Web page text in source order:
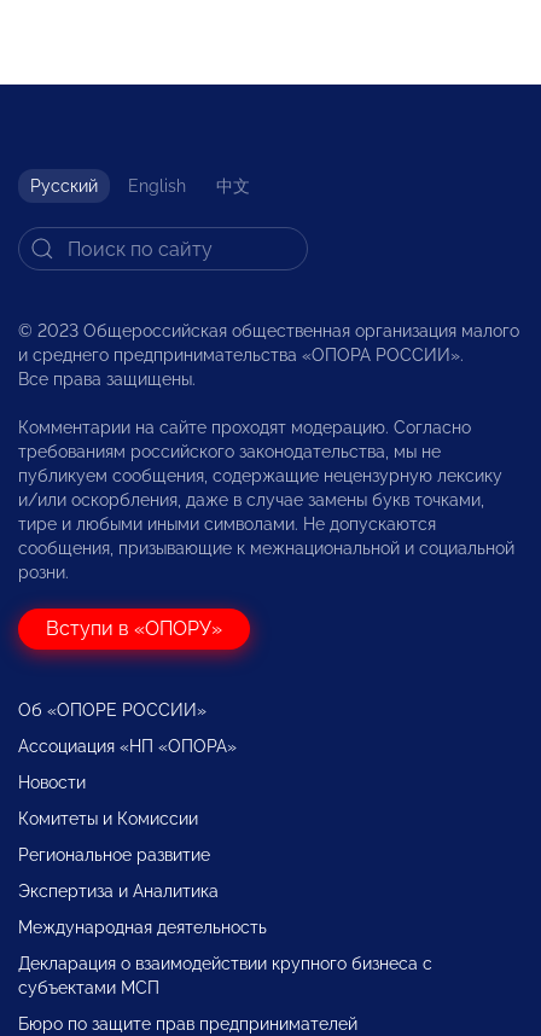
Русский English 中文
© 2023 Общероссийская общественная организация малого
и среднего предпринимательства «ОПОРА РОССИИ».
Все права защищены.
Комментарии на сайте проходят модерацию. Согласно
требованиям российского законодательства, мы не
публикуем сообщения, содержащие нецензурную лексику
и/или оскорбления, даже в случае замены букв точками,
тире и любыми иными символами. Не допускаются
сообщения, призывающие к межнациональной и социальной
розни.
Вступи в «ОПОРУ»
Об «ОПОРЕ РОССИИ»
Ассоциация «НП «ОПОРА»
Новости
Комитеты и Комиссии
Региональное развитие
Экспертиза и Аналитика
Международная деятельность
Декларация о взаимодействии крупного бизнеса с
субъектами МСП
Бюро по защите прав предпринимателей